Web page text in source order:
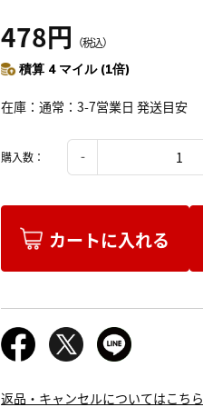
478円 （税込）
積算 4 マイル (1倍)
在庫 通常：3-7営業日 発送目安
購入数：
カートに入れる
返品・キャンセルについてはこちら